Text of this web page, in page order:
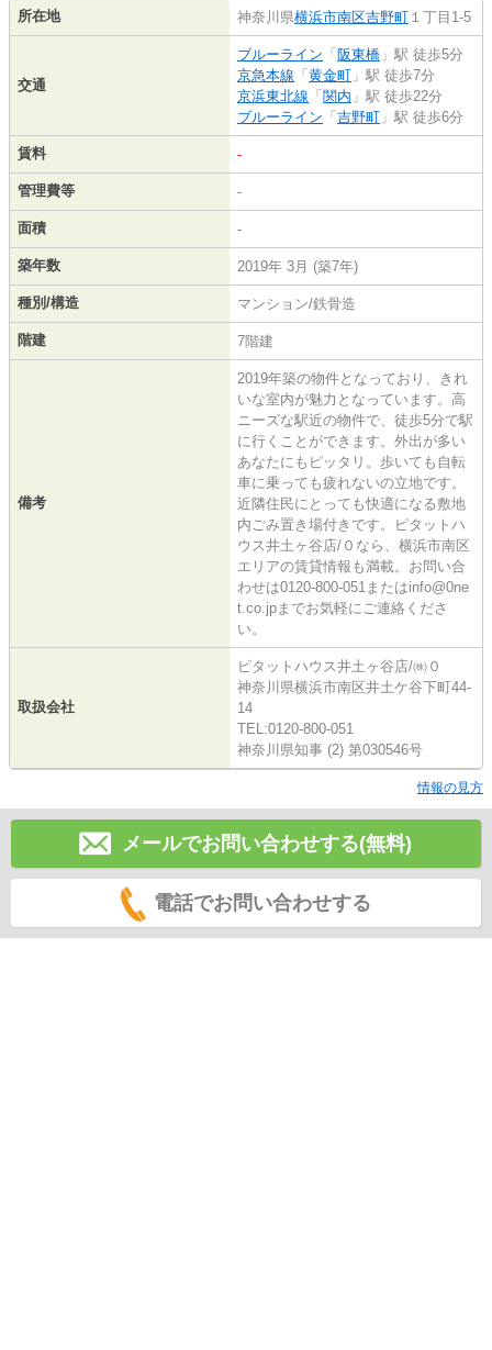
所在地 神奈川県横浜市南区吉野町 １丁目1‐5
交通
ブルーライン 「 阪東橋 」駅 徒歩5分
京急本線 「 黄金町 」駅 徒歩7分
京浜東北線 「 関内 」駅 徒歩22分
ブルーライン 「 吉野町 」駅 徒歩6分
賃料 -
管理費等 -
面積 -
築年数 2019年 3月 (築7年)
種別/構造 マンション/鉄骨造
階建 7階建
備考
2019年築の物件となっており、きれ
いな室内が魅力となっています。高
ニーズな駅近の物件で、徒歩5分で駅
に行くことができます。外出が多い
あなたにもピッタリ。歩いても自転
車に乗っても疲れないの立地です。
近隣住民にとっても快適になる敷地
内ごみ置き場付きです。ピタットハ
ウス井土ヶ谷店/０なら、横浜市南区
エリアの賃貸情報も満載。お問い合
わせは0120-800-051またはinfo@0ne
t.co.jpまでお気軽にご連絡くださ
い。
取扱会社
ピタットハウス井土ヶ谷店/㈱０
神奈川県横浜市南区井土ケ谷下町44-
14
TEL:0120-800-051
神奈川県知事 (2) 第030546号
情報の見方
メールでお問い合わせする(無料)
電話でお問い合わせする